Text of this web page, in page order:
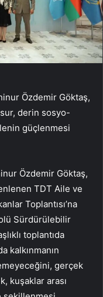
Özdemir Göktaş,
derin sosyo-
güçlenmesi
Özdemir Göktaş,
TDT Aile ve
Toplantısı’na
Sürdürülebilir
toplantıda
kalkınmanın
gerçek
kuşaklar arası